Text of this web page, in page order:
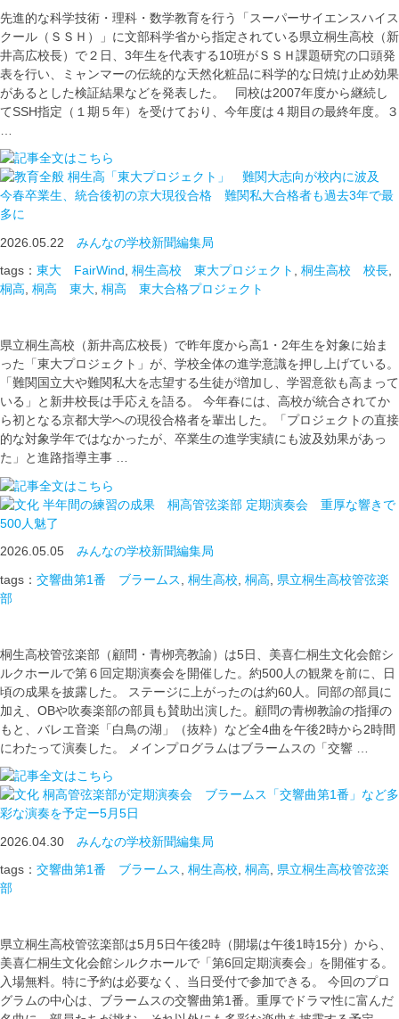
先進的な科学技術・理科・数学教育を行う「スーパーサイエンスハイス
クール（ＳＳＨ）」に文部科学省から指定されている県立桐生高校（新
井高広校長）で２日、3年生を代表する10班がＳＳＨ課題研究の口頭発
表を行い、ミャンマーの伝統的な天然化粧品に科学的な日焼け止め効果
があるとした検証結果などを発表した。 同校は2007年度から継続し
てSSH指定（１期５年）を受けており、今年度は４期目の最終年度。３
桐生高「東大プロジェクト」 難関大志向が校内に波及
今春卒業生、統合後初の京大現役合格 難関私大合格者も過去3年で最
多に
2026.05.22 みんなの学校新聞編集局
tags： 東大 FairWind 桐生高校 東大プロジェクト 桐生高校 校長
桐高 桐高 東大 桐高 東大合格プロジェクト
県立桐生高校（新井高広校長）で昨年度から高1・2年生を対象に始ま
った「東大プロジェクト」が、学校全体の進学意識を押し上げている。
「難関国立大や難関私大を志望する生徒が増加し、学習意欲も高まって
いる」と新井校長は手応えを語る。 今年春には、高校が統合されてか
ら初となる京都大学への現役合格者を輩出した。「プロジェクトの直接
的な対象学年ではなかったが、卒業生の進学実績にも波及効果があっ
た」と進路指導主事 …
半年間の練習の成果 桐高管弦楽部 定期演奏会 重厚な響きで
500人魅了
2026.05.05 みんなの学校新聞編集局
tags： 交響曲第1番 ブラームス 桐生高校 桐高
県立桐生高校管弦楽
部
桐生高校管弦楽部（顧問・青栁亮教諭）は5日、美喜仁桐生文化会館シ
ルクホールで第６回定期演奏会を開催した。約500人の観衆を前に、日
頃の成果を披露した。 ステージに上がったのは約60人。同部の部員に
加え、OBや吹奏楽部の部員も賛助出演した。顧問の青栁教諭の指揮の
もと、バレエ音楽「白鳥の湖」（抜粋）など全4曲を午後2時から2時間
にわたって演奏した。 メインプログラムはブラームスの「交響 …
桐高管弦楽部が定期演奏会 ブラームス「交響曲第1番」など多
彩な演奏を予定ー5月5日
2026.04.30 みんなの学校新聞編集局
tags： 交響曲第1番 ブラームス 桐生高校 桐高
県立桐生高校管弦楽
部
県立桐生高校管弦楽部は5月5日午後2時（開場は午後1時15分）から、
美喜仁桐生文化会館シルクホールで「第6回定期演奏会」を開催する。
入場無料。特に予約は必要なく、当日受付で参加できる。 今回のプロ
グラムの中心は、ブラームスの交響曲第1番。重厚でドラマ性に富んだ